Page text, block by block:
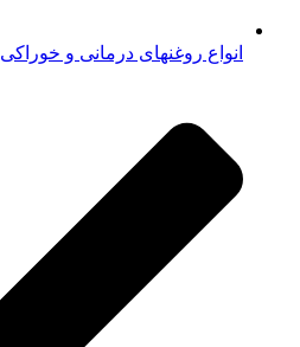
انواع روغنهای درمانی و خوراکی